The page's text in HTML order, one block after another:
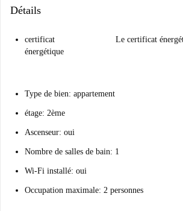
Détails
certificat
énergétique
Le certificat
Type de bien: appartement
étage: 2ème
Ascenseur: oui
Nombre de salles de bain: 1
Wi-Fi installé: oui
Occupation maximale: 2 personnes